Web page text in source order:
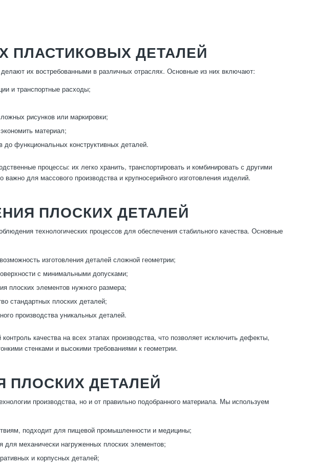
ПЛАСТИКОВЫХ ДЕТАЛЕЙ
их востребованными в различных отраслях. Основные из них включают:
и транспортные расходы;
рисунков или маркировки;
материал;
функциональных конструктивных деталей.
процессы: их легко хранить, транспортировать и комбинировать с другими
для массового производства и крупносерийного изготовления изделий.
ПЛОСКИХ ДЕТАЛЕЙ
технологических процессов для обеспечения стабильного качества. Основные
изготовления деталей сложной геометрии;
с минимальными допусками;
плоских элементов нужного размера;
стандартных плоских деталей;
производства уникальных деталей.
качества на всех этапах производства, что позволяет исключить дефекты,
стенками и высокими требованиями к геометрии.
ПЛОСКИХ ДЕТАЛЕЙ
производства, но и от правильно подобранного материала. Мы используем
подходит для пищевой промышленности и медицины;
механически нагруженных плоских элементов;
и корпусных деталей;